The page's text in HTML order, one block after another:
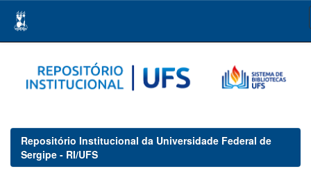
navigation
Repositório Institucional da Universidade Federal de
Sergipe - RI/UFS